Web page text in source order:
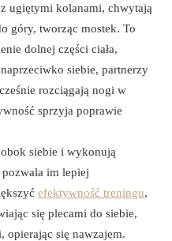
ugiętymi kolanami, chwytają
góry, tworząc mostek. To
dolnej części ciała,
siebie, partnerzy
rozciągają nogi w
sprzyja poprawie
siebie i wykonują
im lepiej
efektywność treningu,
się plecami do siebie,
się nawzajem.